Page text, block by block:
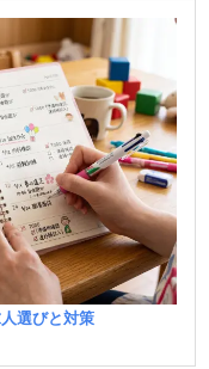
選びと対策